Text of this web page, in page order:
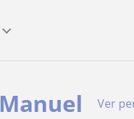
Manuel
Ver